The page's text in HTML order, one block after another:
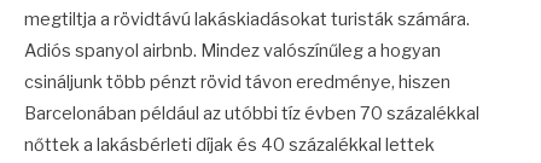
megtiltja a rövidtávú lakáskiadásokat turisták számára.
Adiós spanyol airbnb. Mindez valószínűleg a hogyan
csináljunk több pénzt rövid távon eredménye, hiszen
Barcelonában például az utóbbi tíz évben 70 százalékkal
nőttek a lakásbérleti díjak és 40 százalékkal lettek